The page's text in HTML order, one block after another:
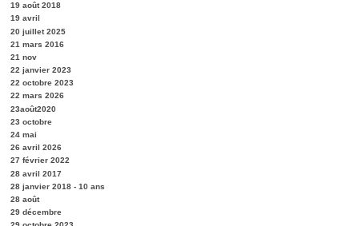
19 août 2018
19 avril
20 juillet 2025
21 mars 2016
21 nov
22 janvier 2023
22 octobre 2023
22 mars 2026
23août2020
23 octobre
24 mai
26 avril 2026
27 février 2022
28 avril 2017
28 janvier 2018 - 10 ans
28 août
29 décembre